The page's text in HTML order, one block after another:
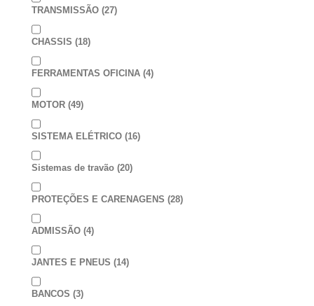
TRANSMISSÃO (27)
CHASSIS (18)
FERRAMENTAS OFICINA (4)
MOTOR (49)
SISTEMA ELÉTRICO (16)
Sistemas de travão (20)
PROTEÇÕES E CARENAGENS (28)
ADMISSÃO (4)
JANTES E PNEUS (14)
BANCOS (3)